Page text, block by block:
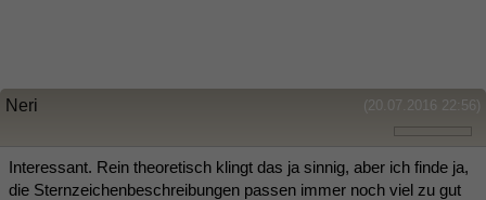
(20.07.2016 22:56)
Neri
Interessant. Rein theoretisch klingt das ja sinnig, aber ich finde ja,
die Sternzeichenbeschreibungen passen immer noch viel zu gut